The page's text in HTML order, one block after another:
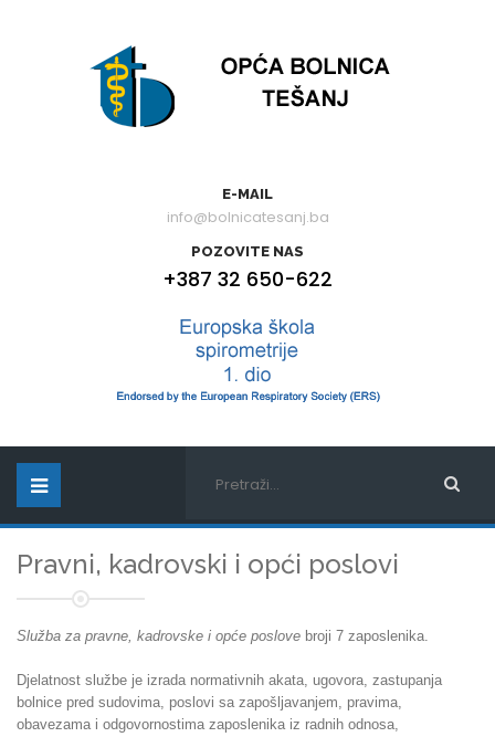
E-MAIL
info@bolnicatesanj.ba
POZOVITE NAS
+387 32 650-622
Pravni, kadrovski i opći poslovi
Služba za pravne, kadrovske i opće poslove broji 7 zaposlenika.
Djelatnost službe je izrada normativnih akata, ugovora, zastupanja
bolnice pred sudovima, poslovi sa zapošljavanjem, pravima,
obavezama i odgovornostima zaposlenika iz radnih odnosa,